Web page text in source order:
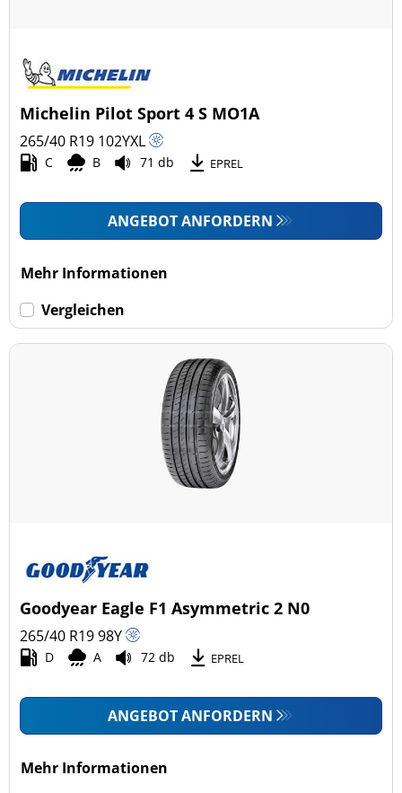
Michelin Pilot Sport 4 S MO1A
265/40 R19 102YXL
C B 71 db EPREL
ANGEBOT ANFORDERN
Mehr Informationen
Vergleichen
Goodyear Eagle F1 Asymmetric 2 N0
265/40 R1998Y
D A 72 db EPREL
ANGEBOT ANFORDERN
Mehr Informationen